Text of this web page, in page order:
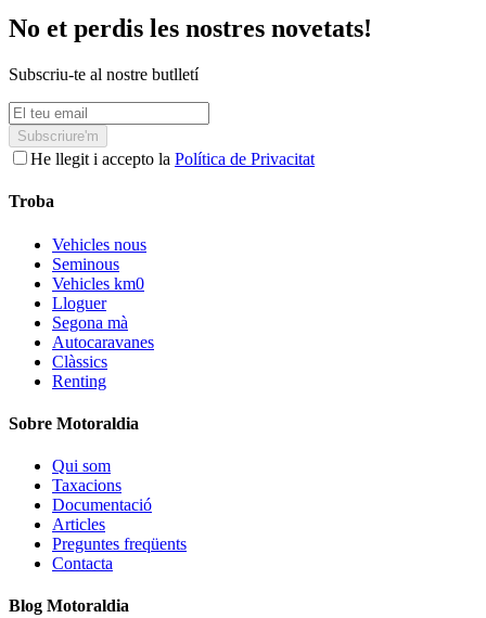
No et perdis les nostres novetats!
Subscriu-te al nostre butlletí
Subscriure'm
He llegit i accepto la Política de Privacitat
Troba
Vehicles nous
Seminous
Vehicles km0
Lloguer
Segona mà
Autocaravanes
Clàssics
Renting
Sobre Motoraldia
Qui som
Taxacions
Documentació
Articles
Preguntes freqüents
Contacta
Blog Motoraldia